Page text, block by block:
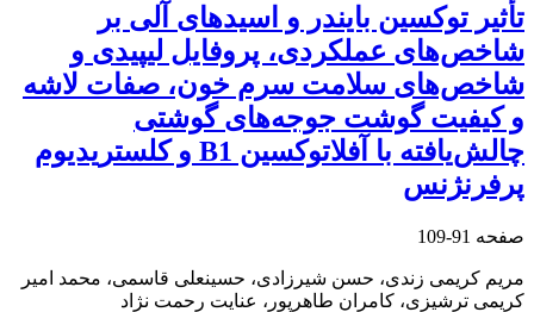
تأثیر توکسین بایندر و اسیدهای آلی بر
شاخص‌های عملکردی، پروفایل لیپیدی و
شاخص‌های سلامت سرم خون، صفات لاشه
و کیفیت گوشت جوجه‌های گوشتی
چالش‌یافته با آفلاتوکسین B1 و کلستریدیوم
پرفرنژنس
صفحه 91-109
مریم کریمی زندی، حسن شیرزادی، حسینعلی قاسمی، محمد امیر
کریمی ترشیزی، کامران طاهرپور، عنایت رحمت نژاد